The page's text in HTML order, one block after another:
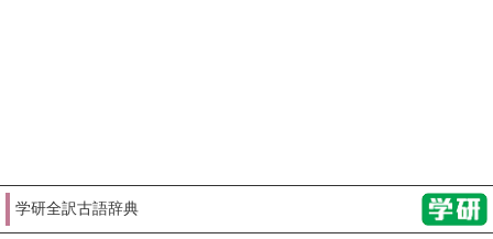
学研全訳古語辞典